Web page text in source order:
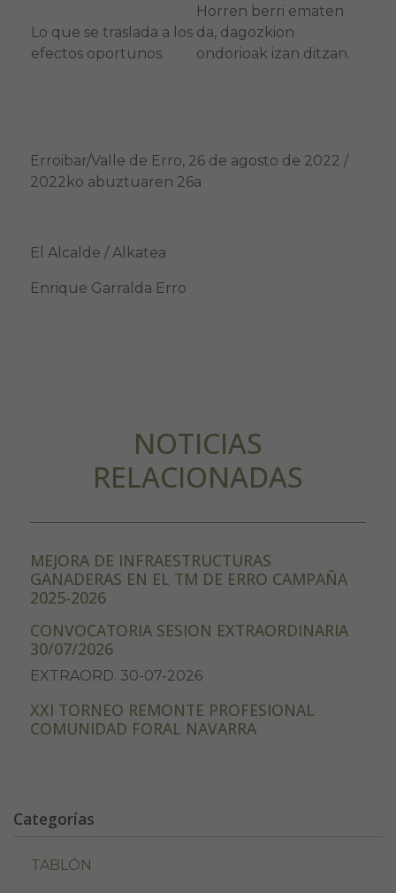
Lo que se traslada a los
efectos oportunos.
Horren berri ematen
da, dagozkion
ondorioak izan ditzan.
Erroibar/Valle de Erro, 26 de agosto de 2022 /
2022ko abuztuaren 26a
El Alcalde / Alkatea
Enrique Garralda Erro
NOTICIAS
RELACIONADAS
MEJORA DE INFRAESTRUCTURAS
GANADERAS EN EL TM DE ERRO CAMPAÑA
2025-2026
CONVOCATORIA SESION EXTRAORDINARIA
30/07/2026
EXTRAORD. 30-07-2026
XXI TORNEO REMONTE PROFESIONAL
COMUNIDAD FORAL NAVARRA
Categorías
TABLÓN